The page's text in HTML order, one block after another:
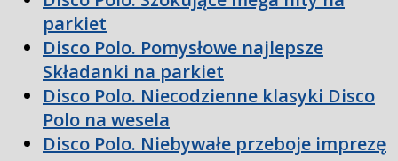
parkiet
Disco Polo. Pomysłowe najlepsze
Składanki na parkiet
Disco Polo. Niecodzienne klasyki Disco
Polo na wesela
Disco Polo. Niebywałe przeboje imprezę